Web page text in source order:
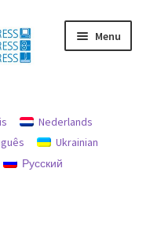
Menu
Nederlands
Ukrainian
Русский